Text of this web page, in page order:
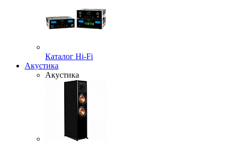
Каталог Hi-Fi
Акустика
Акустика